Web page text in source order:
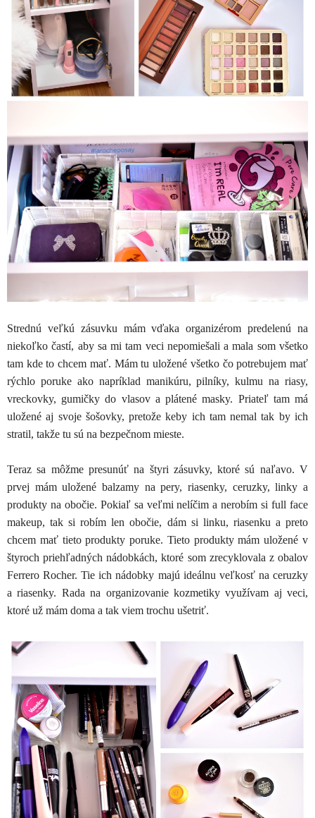
Strednú veľkú zásuvku mám vďaka organizérom predelenú na
niekoľko častí, aby sa mi tam veci nepomiešali a mala som všetko
tam kde to chcem mať. Mám tu uložené všetko čo potrebujem mať
rýchlo poruke ako napríklad manikúru, pilníky, kulmu na riasy,
vreckovky, gumičky do vlasov a plátené masky. Priateľ tam má
uložené aj svoje šošovky, pretože keby ich tam nemal tak by ich
stratil, takže tu sú na bezpečnom mieste.
Teraz sa môžme presunúť na štyri zásuvky, ktoré sú naľavo. V
prvej mám uložené balzamy na pery, riasenky, ceruzky, linky a
produkty na obočie. Pokiaľ sa veľmi nelíčim a nerobím si full face
makeup, tak si robím len obočie, dám si linku, riasenku a preto
chcem mať tieto produkty poruke. Tieto produkty mám uložené v
štyroch priehľadných nádobkách, ktoré som zrecyklovala z obalov
Ferrero Rocher. Tie ich nádobky majú ideálnu veľkosť na ceruzky
a riasenky. Rada na organizovanie kozmetiky využívam aj veci,
ktoré už mám doma a tak viem trochu ušetriť.